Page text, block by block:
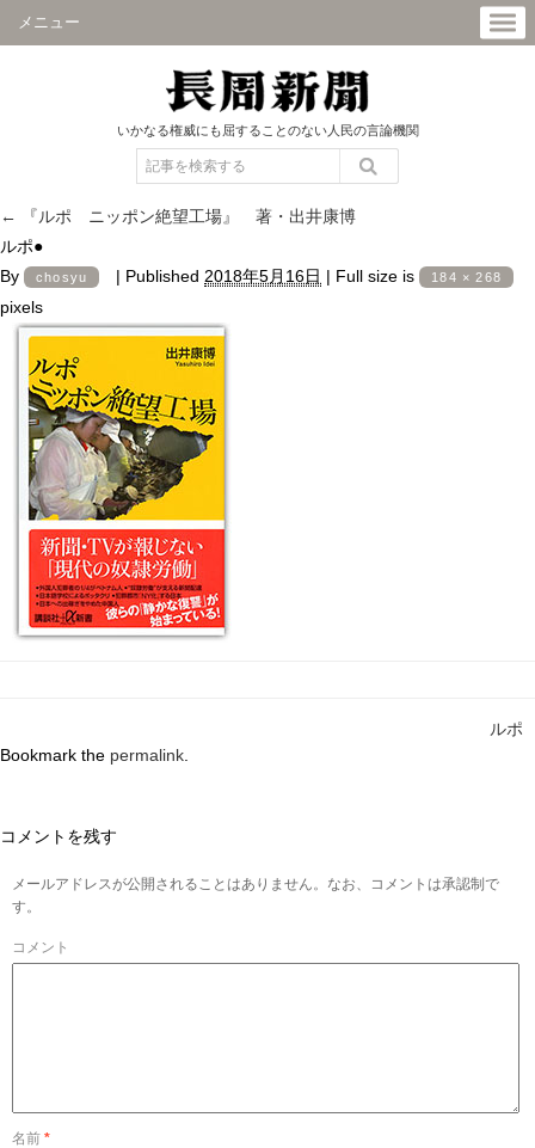
メニュー
いかなる権威にも屈することのない人民の言論機関
←
『ルポ ニッポン絶望工場』 著・出井康博
ルポ●
By
chosyu | Published 2018年5月16日 | Full size is 184 × 268
pixels
ルポ
Bookmark the permalink
コメントを残す
メールアドレスが公開されることはありません。なお、コメントは承認制で
す。
コメント
名前 *